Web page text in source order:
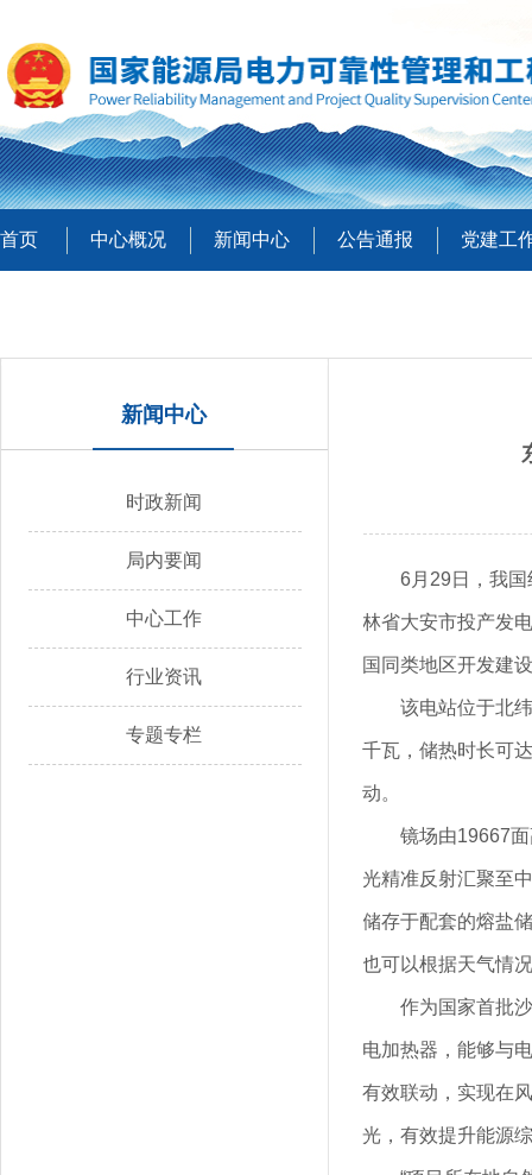
首页 中心概况 新闻中心 公告通报 党建工
新闻中心
时政新闻
局内要闻
中心工作
行业资讯
专题专栏
6月29日，我
林省大安市投产发
国同类地区开发建
该电站位于北
千瓦，储热时长可
动。
镜场由19667
光精准反射汇聚至
储存于配套的熔盐
也可以根据天气情
作为国家首批
电加热器，能够与
有效联动，实现在
光，有效提升能源